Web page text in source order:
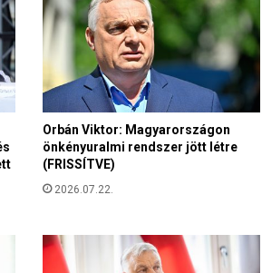
Orbán Viktor: Magyarországon
önkényuralmi rendszer jött létre
(FRISSÍTVE)
2026.07.22.